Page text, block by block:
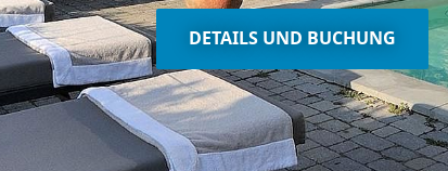
DETAILS UND BUCHUNG